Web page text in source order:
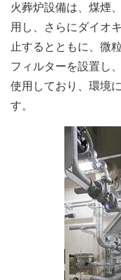
火葬炉設備は、煤煙
用し、さらにダイオ
止するとともに、微
フィルターを設置し
使用しており、環境
す。